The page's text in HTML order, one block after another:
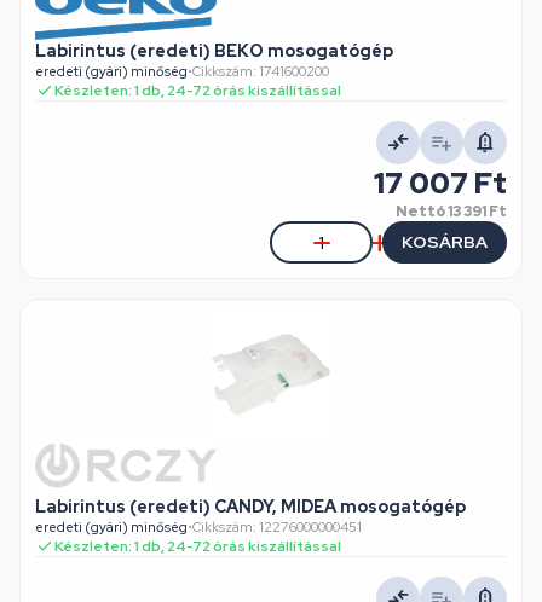
Labirintus (eredeti) BEKO mosogatógép
eredeti (gyári) minőség•Cikkszám: 1741600200
Készleten: 1 db, 24-72 órás kiszállítással
17 007 Ft
Nettó13 391 Ft
KOSÁRBA
Labirintus (eredeti) CANDY, MIDEA mosogatógép
eredeti (gyári) minőség•Cikkszám: 12276000000451
Készleten: 1 db, 24-72 órás kiszállítással